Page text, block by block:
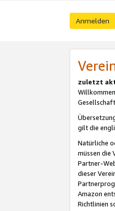
Anmelden
zuletzt
gilt die
Natürliche
müssen die
Partner-
dieser
Amazon
Richtlinien